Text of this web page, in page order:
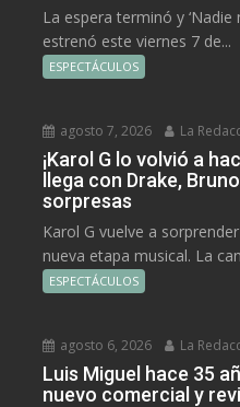
La espera terminó y ‘Nadie
estrenó este viernes 7 de...
ESPECTÁCULOS
agosto 7, 2026 La
¡Karol G lo volvió a
llega con Drake,
sorpresas
Karol G vuelve a
nueva etapa musical. La
ESPECTÁCULOS
agosto 6, 2026 La
Luis Miguel hace 35
nuevo comercial y